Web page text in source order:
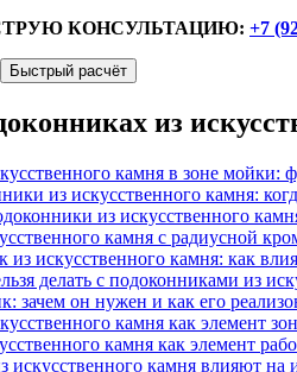
КОНСУЛЬТАЦИЮ: +7
Быстрый расчёт
из
камня в зоне мойки:
из искусственного камня:
из искусственного
камня с радиусной
искусственного камня: как
делать с подоконниками из
зачем он нужен и как его
камня как элемент
камня как элемент
искусственного камня влияют на